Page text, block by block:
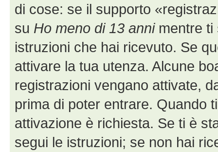
di cose: se il supporto
su Ho meno di 13 annimentre ti
istruzioni che hai ricevuto. Se
attivare la tua utenza. Alcune
registrazioni vengano attivate,
prima di poter entrare. Quando
attivazione è richiesta. Se ti è
segui le istruzioni; se non hai